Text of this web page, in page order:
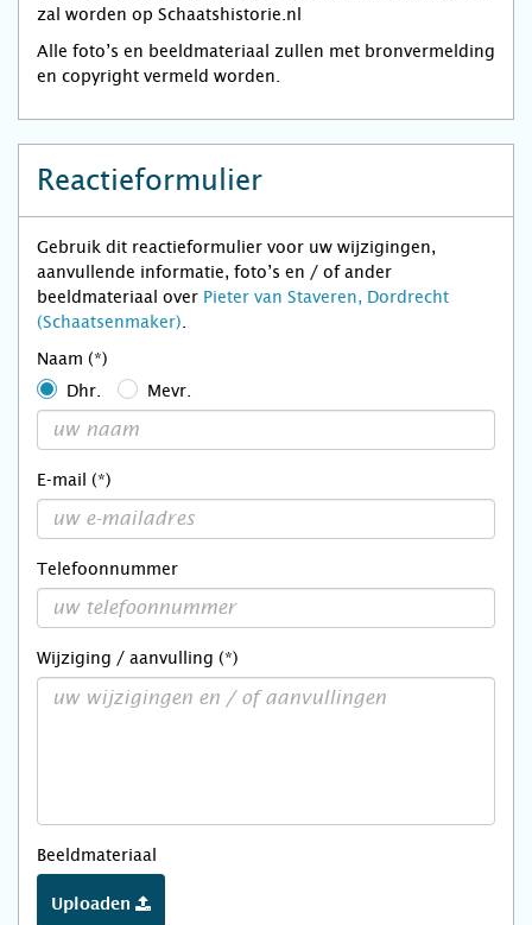
zal worden op Schaatshistorie.nl
Alle foto’s en beeldmateriaal zullen met bronvermelding
en copyright vermeld worden.
Reactieformulier
Gebruik dit reactieformulier voor uw wijzigingen,
aanvullende informatie, foto’s en / of ander
beeldmateriaal over Pieter van Staveren, Dordrecht
(Schaatsenmaker)
Naam (*)
Dhr.
Mevr.
E-mail (*)
Telefoonnummer
Wijziging / aanvulling (*)
Beeldmateriaal
Uploaden